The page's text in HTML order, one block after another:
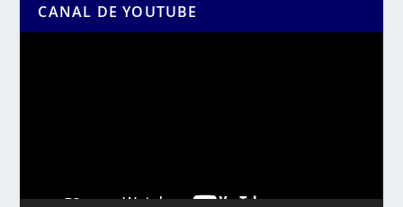
CANAL DE YOUTUBE